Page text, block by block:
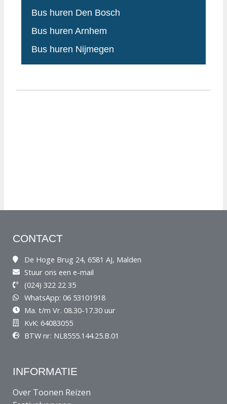
Bus huren Den Bosch
Bus huren Arnhem
Bus huren Nijmegen
CONTACT
De Hoge Brug 24, 6581 AJ, Malden
Stuur ons een e-mail
(024) 322 22 35
WhatsApp: 06 53101918
Ma. t/m Vr. 08.30-17.30 uur
KvK: 64083055
BTW nr: NL8555.144.25.B.01
INFORMATIE
Over Toonen Reizen